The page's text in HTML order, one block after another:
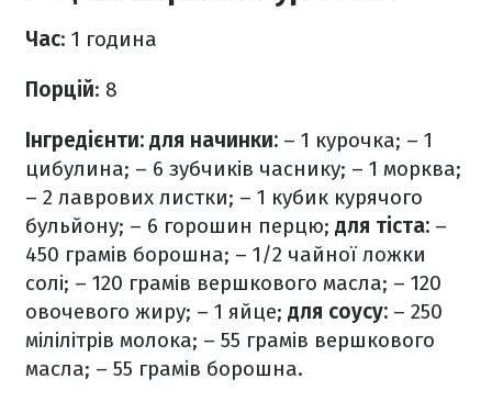
Час: 1 година
Порцій: 8
Інгредієнти: для начинки: – 1 курочка; – 1
цибулина; – 6 зубчиків часнику; – 1 морква;
– 2 лаврових листки; – 1 кубик курячого
бульйону; – 6 горошин перцю; для тіста: –
450 грамів борошна; – 1/2 чайної ложки
солі; – 120 грамів вершкового масла; – 120
овочевого жиру; – 1 яйце; для соусу: – 250
мілілітрів молока; – 55 грамів вершкового
масла; – 55 грамів борошна.